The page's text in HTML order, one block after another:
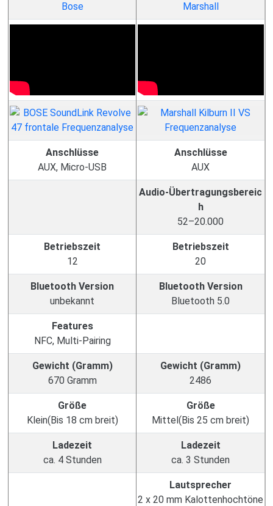
Bose
Marshall
Anschlüsse
AUX, Micro-USB
Anschlüsse
AUX
Audio-Übertragungsbereic
h
52–20.000
Betriebszeit
12
Betriebszeit
20
Bluetooth Version
unbekannt
Bluetooth Version
Bluetooth 5.0
Features
NFC, Multi-Pairing
Gewicht (Gramm)
670 Gramm
Gewicht (Gramm)
2486
Größe
Klein(Bis 18 cm breit)
Größe
Mittel(Bis 25 cm breit)
Ladezeit
ca. 4 Stunden
Ladezeit
ca. 3 Stunden
Lautsprecher
2 x 20 mm Kalottenhochtöne